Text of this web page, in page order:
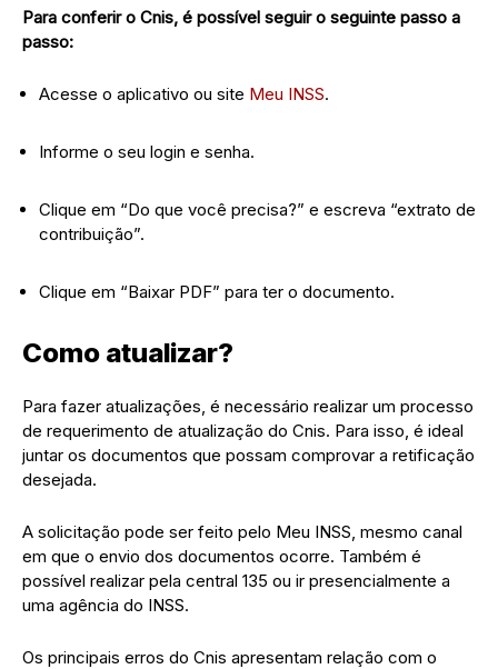
Para conferir o Cnis, é possível seguir o seguinte passo a
passo:
Acesse o aplicativo ou site Meu INSS.
Informe o seu login e senha.
Clique em “Do que você precisa?” e escreva “extrato de
contribuição”.
Clique em “Baixar PDF” para ter o documento.
Como atualizar?
Para fazer atualizações, é necessário realizar um processo
de requerimento de atualização do Cnis. Para isso, é ideal
juntar os documentos que possam comprovar a retificação
desejada.
A solicitação pode ser feito pelo Meu INSS, mesmo canal
em que o envio dos documentos ocorre. Também é
possível realizar pela central 135 ou ir presencialmente a
uma agência do INSS.
Os principais erros do Cnis apresentam relação com o